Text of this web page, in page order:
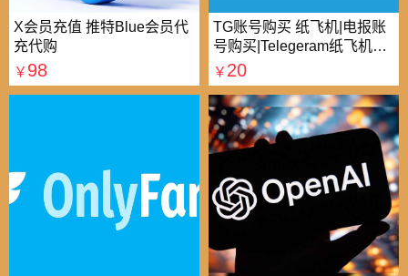
X会员充值 推特Blue会员代
充代购
￥ 98
TG账号购买 纸飞机|电报账
号购买|Telegeram纸飞机账
号购买批发平台
￥ 20